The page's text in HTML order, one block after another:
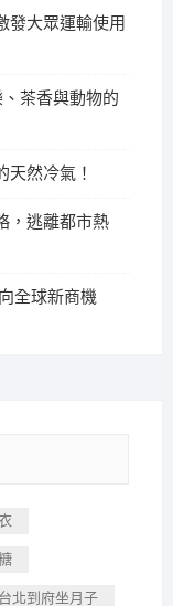
發大眾運輸使用
茶香與動物的
然冷氣！
，逃離都市熱
全球新商機
台北到府坐月子